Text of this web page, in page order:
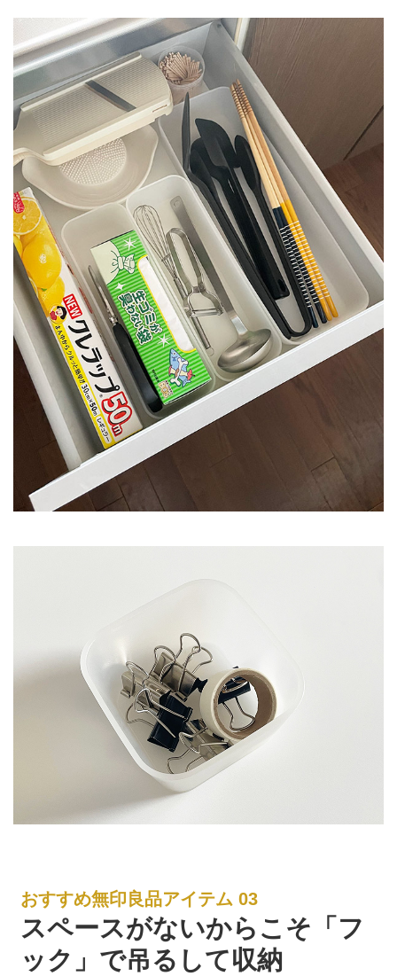
おすすめ無印良品アイテム 03
スペースがないからこそ「フ
ック」で吊るして収納